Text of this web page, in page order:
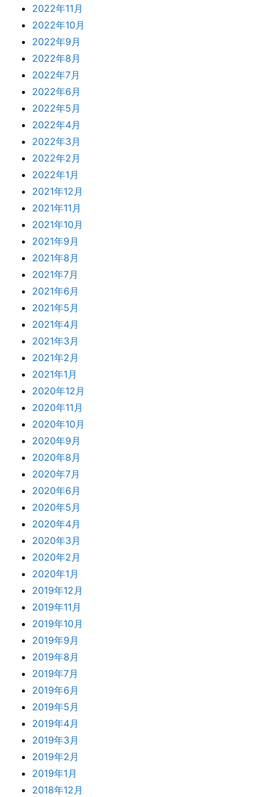
2022年11月
2022年10月
2022年9月
2022年8月
2022年7月
2022年6月
2022年5月
2022年4月
2022年3月
2022年2月
2022年1月
2021年12月
2021年11月
2021年10月
2021年9月
2021年8月
2021年7月
2021年6月
2021年5月
2021年4月
2021年3月
2021年2月
2021年1月
2020年12月
2020年11月
2020年10月
2020年9月
2020年8月
2020年7月
2020年6月
2020年5月
2020年4月
2020年3月
2020年2月
2020年1月
2019年12月
2019年11月
2019年10月
2019年9月
2019年8月
2019年7月
2019年6月
2019年5月
2019年4月
2019年3月
2019年2月
2019年1月
2018年12月